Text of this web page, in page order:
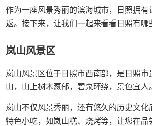
作为一座风景秀丽的滨海城市，日照拥
返。接下来，让我们一起来看看日照有哪
岚山风景区
岚山风景区位于日照市西南部，是日照
山，山上树木葱郁，碧泉环绕，景色宜人
岚山不仅风景秀丽，还有悠久的历史文
特色小吃，如岚山糕、烧烤等，让您在品